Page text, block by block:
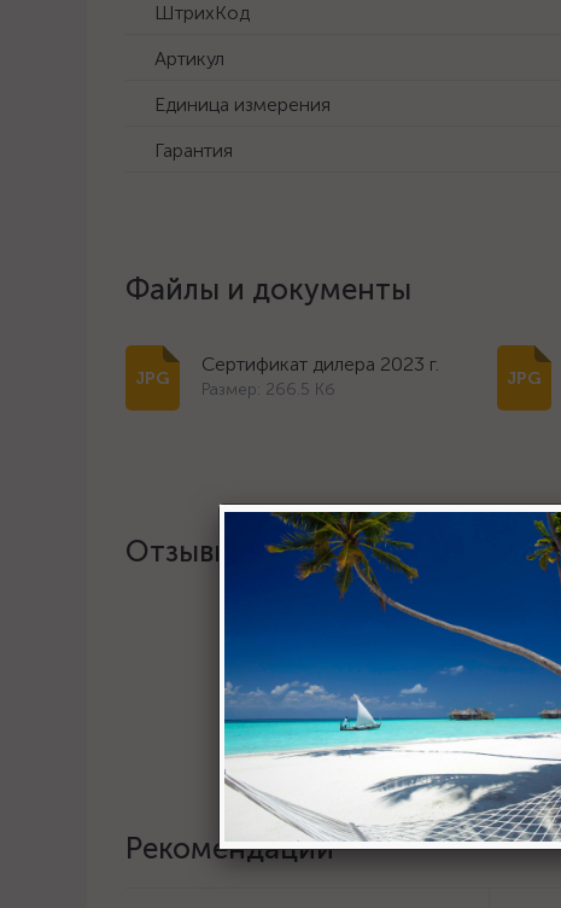
ШтрихКод
Артикул
Единица измерения
Гарантия
Файлы и документы
Сертификат дилера 2023 г.
Размер: 266.5 Кб
Отзывы
Хотите
Рекомендации